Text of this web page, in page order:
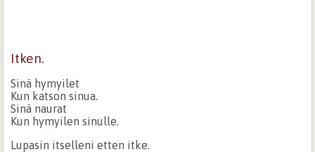
Itken.
Sinä hymyilet
Kun katson sinua.
Sinä naurat
Kun hymyilen sinulle.
Lupasin itselleni etten itke.